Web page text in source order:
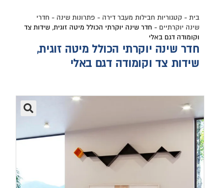
בית - קטגוריות חבילות מעבר דירה - פתרונות שינה - חדרי
שינה יוקרתיים - חדר שינה יוקרתי הכולל מיטה זוגית, שידות צד
וקומודה דגם באלי
חדר שינה יוקרתי הכולל מיטה זוגית,
שידות צד וקומודה דגם באלי